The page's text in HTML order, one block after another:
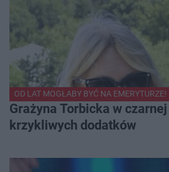
OD LAT MOGŁABY BYĆ NA EMERYTURZE!
Grażyna Torbicka w
krzykliwych dodatków